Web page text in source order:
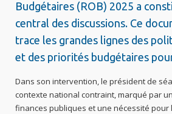
Budgétaires (ROB) 2025 a
central des discussions. Ce
trace les grandes lignes des
et des priorités budgétaires
Dans son intervention, le président de
contexte national contraint, marqué par
finances publiques et une nécessité pour